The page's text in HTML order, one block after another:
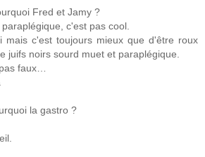
Fred et Jamy ?
c'est pas cool.
mais c'est toujours mieux que d'être roux
juifs noirs sourd muet et paraplégique.
faux…
la gastro ?